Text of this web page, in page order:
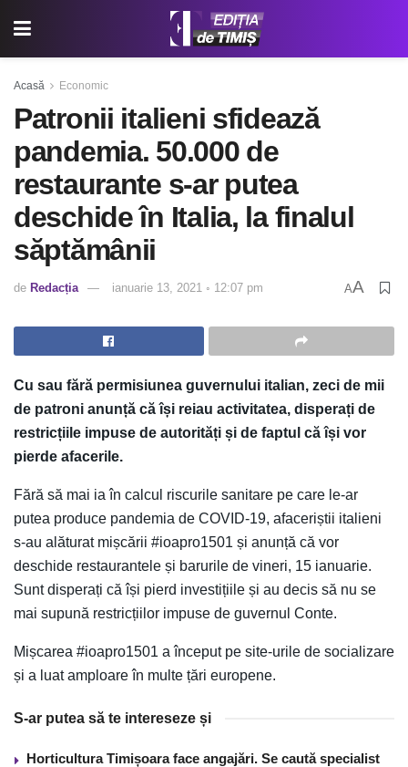
Acasă Economic
Patronii italieni sfidează
pandemia. 50.000 de
restaurante s-ar putea
deschide în Italia, la finalul
săptămânii
de Redacția ianuarie 13, 2021 ◦ 12:07 pm AA
Cu sau fără permisiunea guvernului italian, zeci de mii
de patroni anunță că își reiau activitatea, disperați de
restricțiile impuse de autorități și de faptul că își vor
pierde afacerile.
Fără să mai ia în calcul riscurile sanitare pe care le-ar
putea produce pandemia de COVID-19, afaceriștii italieni
s-au alăturat mișcării #ioapro1501 și anunță că vor
deschide restaurantele și barurile de vineri, 15 ianuarie.
Sunt disperați că își pierd investițiile și au decis să nu se
mai supună restricțiilor impuse de guvernul Conte.
Mișcarea #ioapro1501 a început pe site-urile de socializare
și a luat amploare în multe țări europene.
S-ar putea să te intereseze și
Horticultura Timișoara face angajări. Se caută specialist